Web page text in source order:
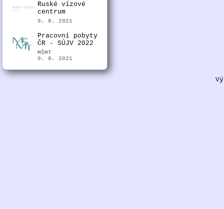
Ruské vízové
centrum
9. 8. 2021
Pracovní pobyty
ČR - SÚJV 2022
MŠMT
9. 8. 2021